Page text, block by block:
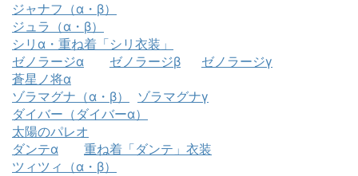
ジャナフ（α・β）
ジュラ（α・β）
シリα・重ね着「シリ衣装」
ゼノラージα
ゼノラージβ
ゼノラージγ
蒼星ノ将α
ゾラマグナ（α・β）
ゾラマグナγ
ダイバー（ダイバーα）
太陽のパレオ
ダンテα
重ね着「ダンテ」衣装
ツィツィ（α・β）